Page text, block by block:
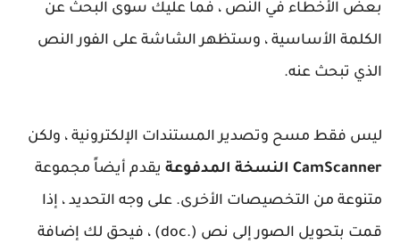
بعض الأخطاء في النص ، فما عليك سوى البحث عن
الكلمة الأساسية ، وستظهر الشاشة على الفور النص
الذي تبحث عنه.
ليس فقط مسح وتصدير المستندات الإلكترونية ، ولكن
CamScanner النسخة المدفوعة
يقدم أيضاً مجموعة
متنوعة من التخصيصات الأخرى. على وجه التحديد ، إذا
قمت بتحويل الصور إلى نص (.doc) ، فيحق لك إضافة